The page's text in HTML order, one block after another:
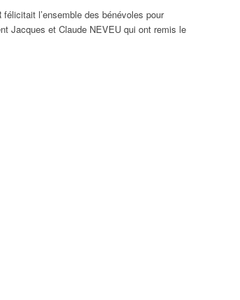
l’ensemble des bénévoles pour
Jacques et Claude NEVEU qui ont remis le